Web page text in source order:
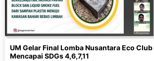
UM Gelar Final Lomba Nusantara Eco
Mencapai SDGs 4,6,7,11